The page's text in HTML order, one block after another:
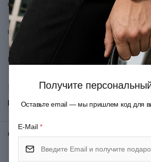
Можно мыть в посудомоечной машине и
Фирменная гравировка нанесенная
Длина лезвия - 28 см.
Серия
Специализация
Вид лезвия
Материал рукояти/накладок
Показать все
Отзывы: ★ 0 (0)
Получите
Оставьте email — мы пришлем код для
E-Mail *